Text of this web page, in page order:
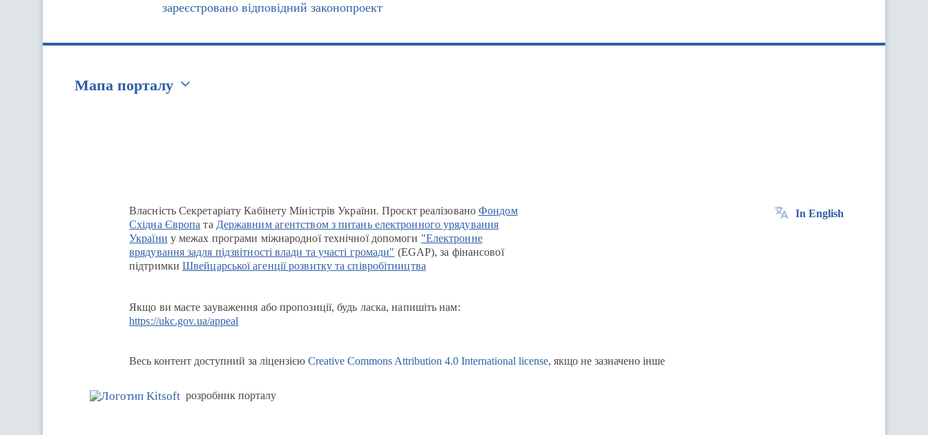
зареєстровано відповідний законопроект
Мапа порталу
Власність Секретаріату Кабінету Міністрів України. Проєкт реалізованоФондом
Східна Європа та Державним агентством з питань електронного урядування
України у межах програми міжнародної технічної допомоги "Електронне
врядування задля підзвітності влади та участі громади" (EGAP), за фінансової
підтримки Швейцарської агенції розвитку та співробітництва
Якщо ви маєте зауваження або пропозиції, будь ласка, напишіть нам:
https://ukc.gov.ua/appeal
In English
Весь контент доступний за ліцензією Creative Commons Attribution 4.0 International license, якщо не зазначено інше
розробник порталу